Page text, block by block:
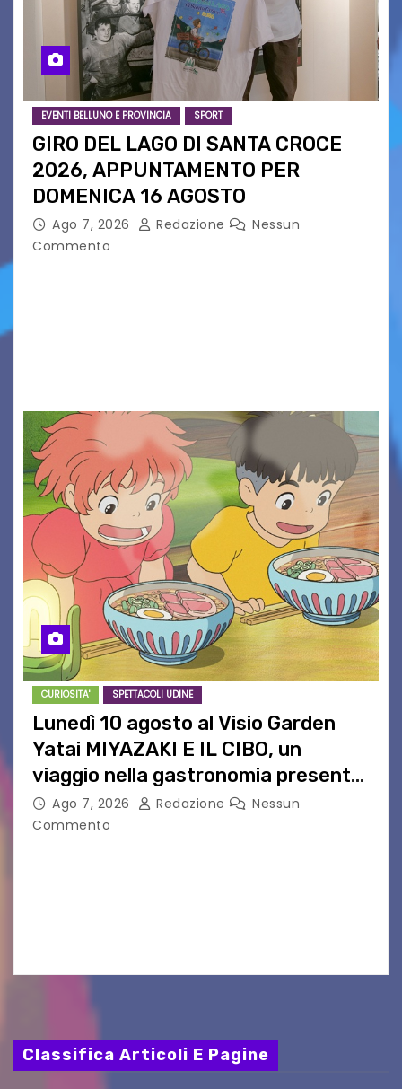
EVENTI BELLUNO E PROVINCIA SPORT
GIRO DEL LAGO DI SANTA CROCE
2026, APPUNTAMENTO PER
DOMENICA 16 AGOSTO
Ago 7, 2026 Redazione
Nessun
Commento
CURIOSITA' SPETTACOLI UDINE
Lunedì 10 agosto al Visio Garden
Yatai MIYAZAKI E IL CIBO, un
viaggio nella gastronomia presente
nei film di Hayao Miyazaki!
Ago 7, 2026 Redazione
Nessun
Commento
Classifica Articoli E Pagine